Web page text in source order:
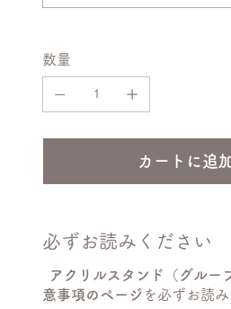
入
ま
数量
カートに追
必ずお読みください
アクリルスタンド（グルー
意事項のページ を必ずお読み